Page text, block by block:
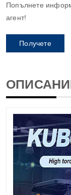
Попълнете
агент!
Получете